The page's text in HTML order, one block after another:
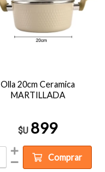
Olla 20cm Ceramica
MARTILLADA
$U 899
Comprar